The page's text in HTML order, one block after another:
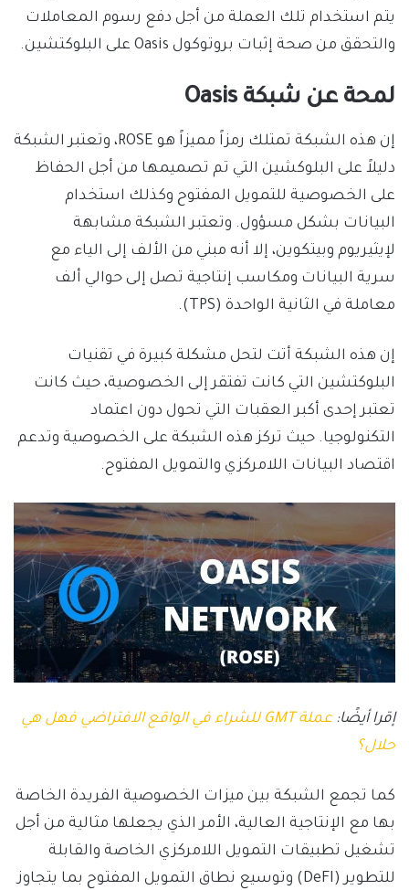
يتم استخدام تلك العملة من أجل دفع رسوم المعاملات
والتحقق من صحة إثبات بروتوكول Oasis على البلوكتشين.
لمحة عن شبكة Oasis
إن هذه الشبكة تمتلك رمزاً مميزاً هو ROSE، وتعتبر الشبكة
دليلاً على البلوكشين التي تم تصميمها من أجل الحفاظ
على الخصوصية للتمويل المفتوح وكذلك استخدام
البيانات بشكل مسؤول. وتعتبر الشبكة مشابهة
لإيثيريوم وبيتكوين، إلا أنه مبني من الألف إلى الياء مع
سرية البيانات ومكاسب إنتاجية تصل إلى حوالي ألف
معاملة في الثانية الواحدة (TPS).
إن هذه الشبكة أتت لتحل مشكلة كبيرة في تقنيات
البلوكتشين التي كانت تفتقر إلى الخصوصية، حيث كانت
تعتبر إحدى أكبر العقبات التي تحول دون اعتماد
التكنولوجيا. حيث تركز هذه الشبكة على الخصوصية وتدعم
اقتصاد البيانات اللامركزي والتمويل المفتوح.
إقرا أيضًا:
عملة GMT للشراء في الواقع الافتراضي فهل هي
حلال؟
كما تجمع الشبكة بين ميزات الخصوصية الفريدة الخاصة
بها مع الإنتاجية العالية، الأمر الذي يجعلها مثالية من أجل
تشغيل تطبيقات التمويل اللامركزي الخاصة والقابلة
للتطوير (DeFI) وتوسيع نطاق التمويل المفتوح بما يتجاوز